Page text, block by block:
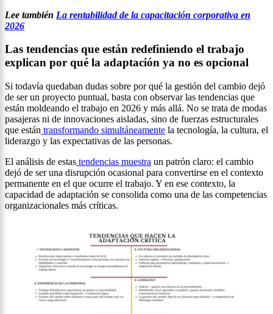
Lee también La rentabilidad de la capacitación corporativa en
2026
Las tendencias que están redefiniendo el trabajo
explican por qué la adaptación ya no es opcional
Si todavía quedaban dudas sobre por qué la gestión del cambio dejó
de ser un proyecto puntual, basta con observar las tendencias que
están moldeando el trabajo en 2026 y más allá. No se trata de modas
pasajeras ni de innovaciones aisladas, sino de fuerzas estructurales
que están transformando simultáneamente la tecnología, la cultura, el
liderazgo y las expectativas de las personas.
El análisis de estas tendencias muestra un patrón claro: el cambio
dejó de ser una disrupción ocasional para convertirse en el contexto
permanente en el que ocurre el trabajo. Y en ese contexto, la
capacidad de adaptación se consolida como una de las competencias
organizacionales más críticas.